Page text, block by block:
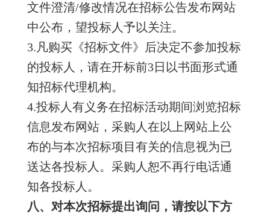
文件澄清/修改情况在招标公告发布网站
中公布，望投标人予以关注。
3.凡购买《招标文件》后决定不参加投标
的投标人，请在开标前3日以书面形式通
知招标代理机构。
4.投标人有义务在招标活动期间浏览招标
信息发布网站，采购人在以上网站上公
布的与本次招标项目有关的信息视为已
送达各投标人。采购人恕不再行电话通
知各投标人。
八、对本次招标提出询问，请按以下方